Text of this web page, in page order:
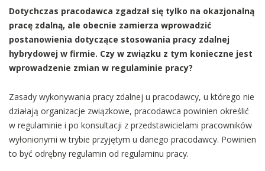
Dotychczas pracodawca zgadzał się tylko na okazjonalną
pracę zdalną, ale obecnie zamierza wprowadzić
postanowienia dotyczące stosowania pracy zdalnej
hybrydowej w firmie. Czy w związku z tym konieczne jest
wprowadzenie zmian w regulaminie pracy?
Zasady wykonywania pracy zdalnej u pracodawcy, u którego nie
działają organizacje związkowe, pracodawca powinien określić
w regulaminie i po konsultacji z przedstawicielami pracowników
wyłonionymi w trybie przyjętym u danego pracodawcy. Powinien
to być odrębny regulamin od regulaminu pracy.